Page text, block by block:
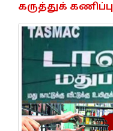
கருத்துக் கணிப்பு